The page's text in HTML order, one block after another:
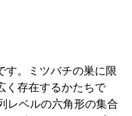
す。ミツバチの巣に限
く存在するかたちで
レベルの六角形の集合